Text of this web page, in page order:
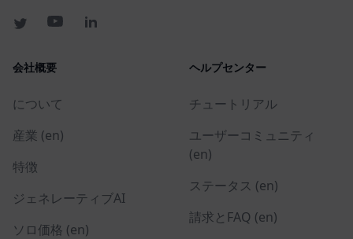
会社概要
について
産業 (en)
特徴
ジェネレーティブAI
ソロ価格 (en)
ヘルプセンター
チュートリアル
ユーザーコミュニティ
(en)
ステータス (en)
請求とFAQ (en)